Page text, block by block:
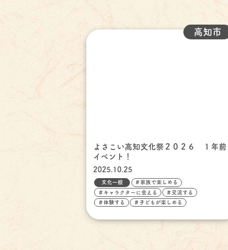
よさこい高知文化祭２０２６ １年前
イベント！
2025.10.25
高知市
文化一般 ＃家族で楽しめる
＃キャラクターに会える ＃交流する
＃体験する ＃子どもが楽しめる